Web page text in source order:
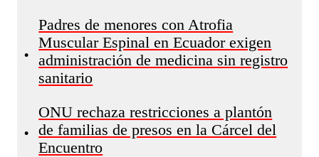
•
Padres de menores con Atrofia
Muscular Espinal en Ecuador exigen
administración de medicina sin registro
sanitario
•
ONU rechaza restricciones a plantón
de familias de presos en la Cárcel del
Encuentro